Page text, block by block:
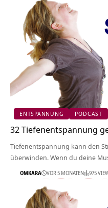
ENTSPANNUNG PODCAST
32 Tiefenentspannung
Tiefenentspannung kann den
überwinden. Wenn du deine
OMKARA VOR 5 MONATEN 975